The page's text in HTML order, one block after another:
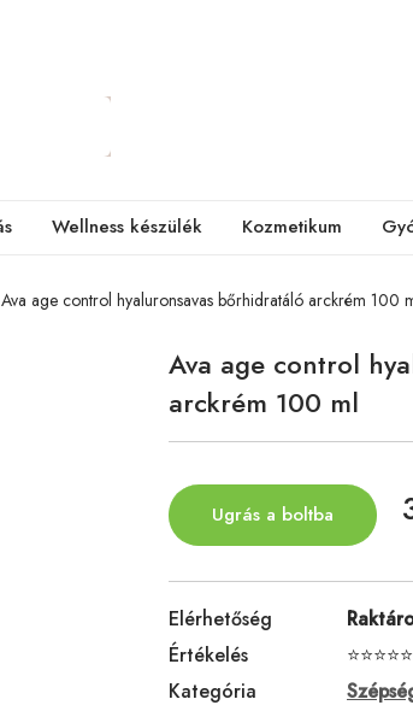
Wellness készülék Kozmetikum
Ava age control hyaluronsavas bőrhidratáló arckrém 100
Ava age control
arckrém 100 ml
Ugrás a boltba
Elérhetőség
Értékelés
⭐⭐⭐⭐⭐
Kategória